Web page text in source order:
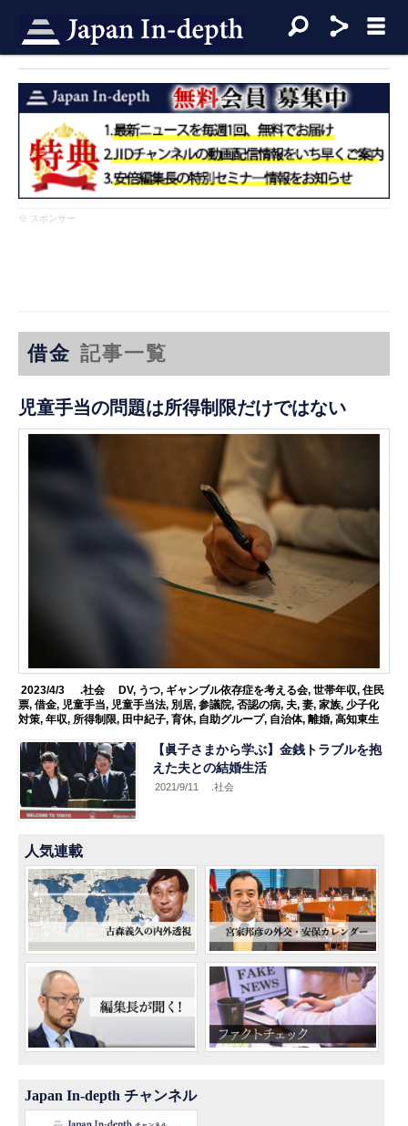
※ スポンサー
借金 記事一覧
児童手当の問題は所得制限だけではない
2023/4/3 .社会 DV, うつ, ギャンブル依存症を考える会, 世帯年収, 住民
票,借金, 児童手当, 児童手当法, 別居,参議院,否認の病,夫,妻,家族,少子化
対策,年収, 所得制限, 田中紀子,育休, 自助グループ, 自治体,離婚,高知東生
【眞子さまから学ぶ】金銭トラブルを抱
えた夫との結婚生活
2021/9/11 .社会
人気連載
Japan In-depth チャンネル